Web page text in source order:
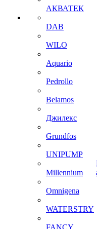
АКВАТЕК
DAB
WILO
Aquario
Pedrollo
Belamos
Джилекс
Grundfos
UNIPUMP
Millennium
Omnigena
WATERSTRY
FANCY